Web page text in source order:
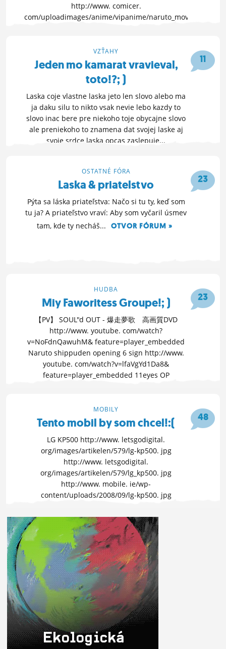
http://www. comicer.
com/uploadimages/anime/vipanime/naruto_movie2.
11
VZŤAHY
Jeden mo kamarat vravieval,
toto!?; )
Laska coje vlastne laska jeto len slovo alebo ma
ja daku silu to nikto vsak nevie lebo kazdy to
slovo inac bere pre niekoho toje obycajne slovo
ale preniekoho to znamena dat svojej laske aj
svoje srdce laska opcas zaslepuje...
12. 3. 2010 16:27
23
OSTATNÉ FÓRA
Laska & priatelstvo
Pýta sa láska priateľstva: Načo si tu ty, keď som
tu ja? A priateľstvo vraví: Aby som vyčaril úsmev
tam, kde ty necháš...
OTVOR FÓRUM »
23
HUDBA
Miy Faworitess Groupe!; )
【PV】 SOUL"d OUT - 爆走夢歌 高画質DVD
http://www. youtube. com/watch?
v=NoFdnQawuhM& feature=player_embedded
Naruto shippuden opening 6 sign http://www.
youtube. com/watch?v=lfaVgYd1Da8&
feature=player_embedded 11eyes OP
11. 3. 2010 20:33
48
MOBILY
Tento mobil by som chcel!:(
LG KP500 http://www. letsgodigital.
org/images/artikelen/579/lg-kp500. jpg
http://www. letsgodigital.
org/images/artikelen/579/lg_kp500. jpg
http://www. mobile. ie/wp-
content/uploads/2008/09/lg-kp500. jpg
11. 3. 2010 00:27